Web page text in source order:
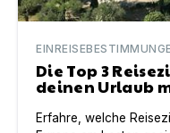
Die Top 3
deinen Urlaub
Erfahre, welche